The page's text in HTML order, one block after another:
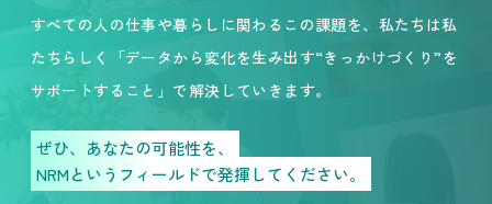
すべての人の仕事や暮らしに関わるこの課題を、私たちは私
たちらしく「データから変化を生み出す“きっかけづくり”を
サポートすること」で解決していきます。
ぜひ、あなたの可能性を、
NRMというフィールドで発揮してください。